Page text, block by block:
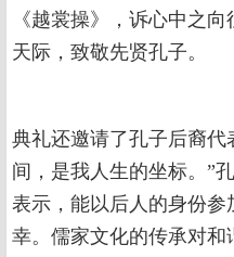
《越裳操》，诉心中之
天际，致敬先贤孔子。
典礼还邀请了孔子后裔代
间，是我人生的坐标。”
表示，能以后人的身份
幸。儒家文化的传承对